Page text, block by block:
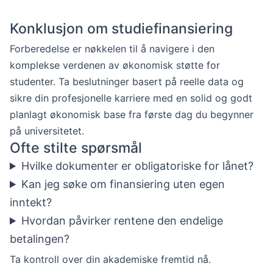
Konklusjon om studiefinansiering
Forberedelse er nøkkelen til å navigere i den
komplekse verdenen av økonomisk støtte for
studenter. Ta beslutninger basert på reelle data og
sikre din profesjonelle karriere med en solid og godt
planlagt økonomisk base fra første dag du begynner
på universitetet.
Ofte stilte spørsmål
Hvilke dokumenter er obligatoriske for lånet?
Kan jeg søke om finansiering uten egen
inntekt?
Hvordan påvirker rentene den endelige
betalingen?
Ta kontroll over din akademiske fremtid nå.